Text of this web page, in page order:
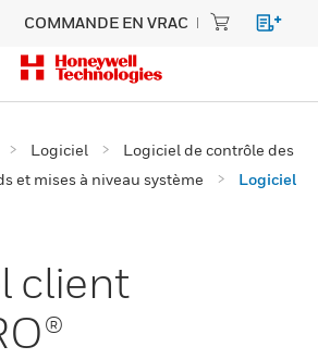
COMMANDE EN VRAC
Logiciel
Logiciel de contrôle des
et mises à niveau système
Logiciel
client